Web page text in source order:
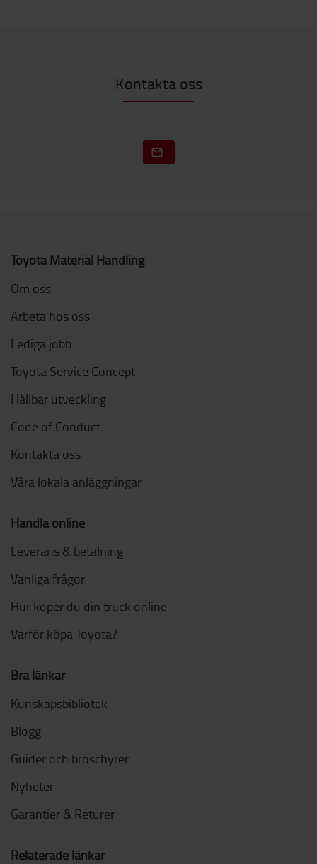
Kontakta oss
Toyota Material Handling
Om oss
Arbeta hos oss
Lediga jobb
Toyota Service Concept
Hållbar utveckling
Code of Conduct
Kontakta oss
Våra lokala anläggningar
Handla online
Leverans & betalning
Vanliga frågor
Hur köper du din truck online
Varför köpa Toyota?
Bra länkar
Kunskapsbibliotek
Blogg
Guider och broschyrer
Nyheter
Garantier & Returer
Relaterade länkar